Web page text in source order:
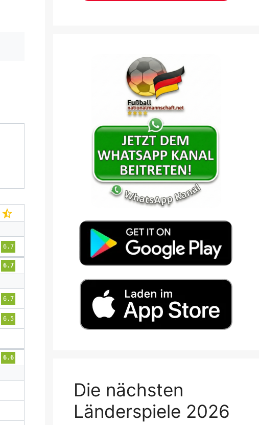
6.7
6.7
6.7
6.5
6.6
Die nächsten
Länderspiele 2026